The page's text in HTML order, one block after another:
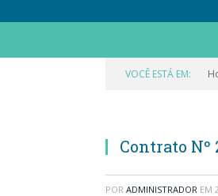
VOCÊ ESTÁ EM:
Contrato Nº
POR ADMINISTRADOR EM